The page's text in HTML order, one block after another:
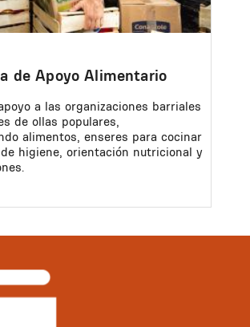
de Apoyo Alimentario
a las organizaciones barriales
de ollas populares,
alimentos, enseres para cocinar
higiene, orientación nutricional y